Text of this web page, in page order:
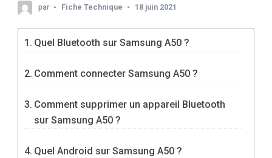
par Fiche Technique 18 juin 2021
Quel Bluetooth sur Samsung A50 ?
Comment connecter Samsung A50 ?
Comment supprimer un appareil Bluetooth
sur Samsung A50 ?
Quel Android sur Samsung A50 ?